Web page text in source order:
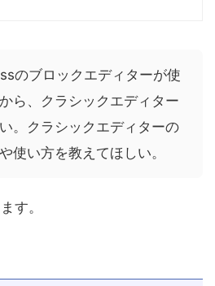
のブロックエディターが使
ら、クラシックエディター
。クラシックエディターの
使い方を教えてほしい。
す。